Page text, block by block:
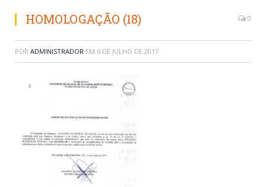
HOMOLOGAÇÃO (18) 0
POR ADMINISTRADOR EM 6 DE JULHO DE 2017